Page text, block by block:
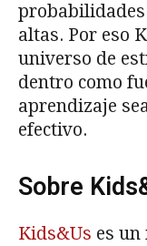
altas. Por eso
universo de
dentro como
aprendizaje
efectivo.
Sobre
Kids&Us es un